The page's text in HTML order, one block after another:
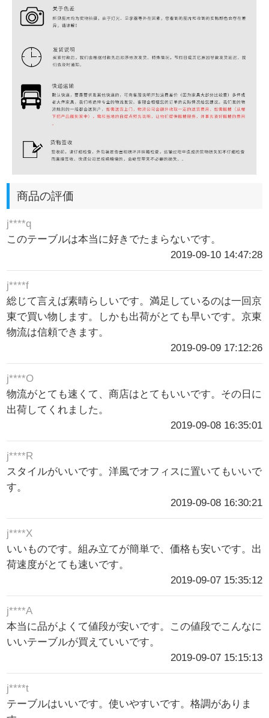
商品の評価
j****q
このテーブルは本当に好きでたまらないです。
2019-09-10 14:47:28
j****f
総じて言えば素晴らしいです。満足しているのは一回京
東で買い物します。しかも出荷がとても早いです。京東
物流は信頼できます。
2019-09-09 17:12:26
j****O
物流がとても速くて、商店はとてもいいです。その日に
出荷してくれました。
2019-09-08 16:35:01
j****R
スタイルがいいです。洋風でオフィスに置いてもいいで
す。
2019-09-08 16:30:21
j****X
いいものです。組み立てが簡単で、価格も安いです。出
荷速度がとても速いです。
2019-09-07 15:35:12
j****A
本当に品がよくて値段が安いです。この値段でこんなに
いいテーブルが買えていいです。
2019-09-07 15:15:13
j****t
テーブルはいいです。使いやすいです。格調がありま